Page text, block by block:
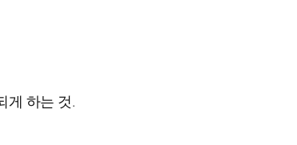
게 하는 것.